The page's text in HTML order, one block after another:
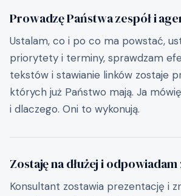
Prowadzę Państwa zespół i
Ustalam, co i po co ma powstać,
priorytety i terminy, sprawdzam
tekstów i stawianie linków zostaje
których już Państwo mają. Ja
i dlaczego. Oni to wykonują.
Zostaję na dłużej i
Konsultant zostawia prezentację i